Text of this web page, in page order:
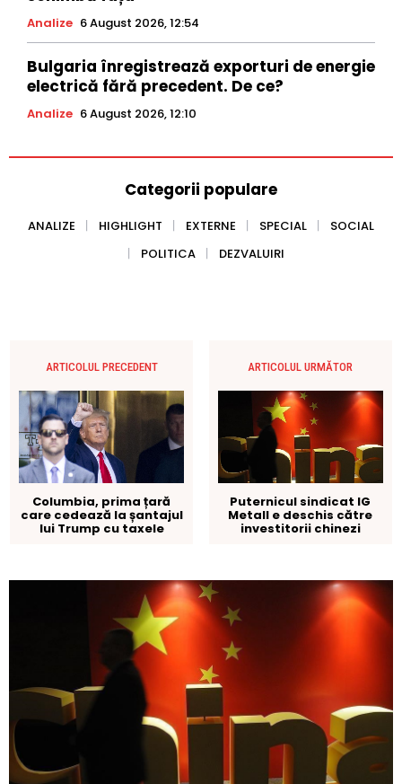
Analize 6 August 2026, 12:54
Bulgaria înregistrează exporturi de energie
electrică fără precedent. De ce?
Analize 6 August 2026, 12:10
Categorii populare
ANALIZE HIGHLIGHT EXTERNE SPECIAL
SOCIAL
POLITICA
DEZVALUIRI
ARTICOLUL PRECEDENT
Columbia, prima țară
care cedează la șantajul
lui Trump cu taxele
ARTICOLUL URMĂTOR
Puternicul sindicat IG
Metall e deschis către
investitorii chinezi